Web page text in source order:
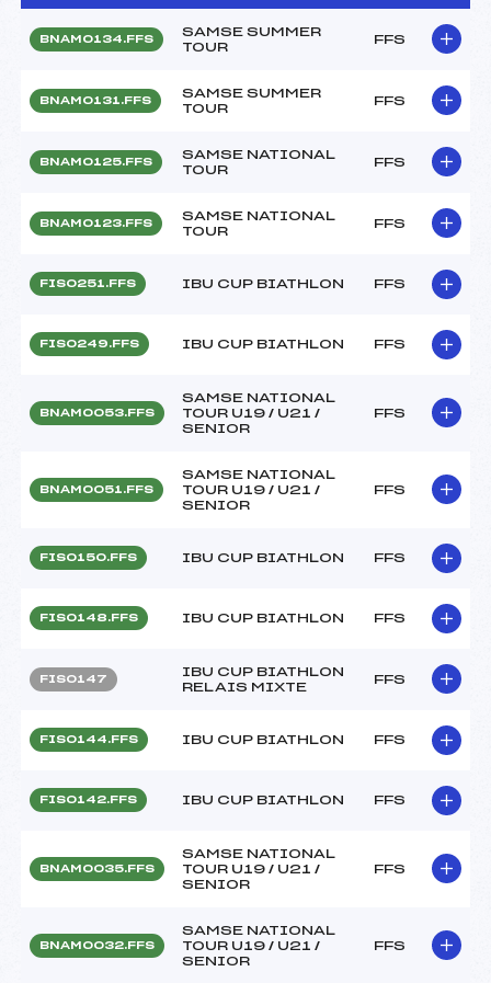
BNAM0134.FFS
SAMSE SUMMER
TOUR
FFS
BNAM0131.FFS
SAMSE SUMMER
TOUR
FFS
BNAM0125.FFS
SAMSE NATIONAL
TOUR
FFS
BNAM0123.FFS
SAMSE NATIONAL
TOUR
FFS
FIS0251.FFS IBU CUP BIATHLON FFS
FIS0249.FFS IBU CUP BIATHLON FFS
BNAM0053.FFS
SAMSE NATIONAL
TOUR U19 / U21 /
SENIOR
FFS
BNAM0051.FFS
SAMSE NATIONAL
TOUR U19 / U21 /
SENIOR
FFS
FIS0150.FFS IBU CUP BIATHLON FFS
FIS0148.FFS IBU CUP BIATHLON FFS
FIS0147
IBU CUP BIATHLON
RELAIS MIXTE
FFS
FIS0144.FFS IBU CUP BIATHLON FFS
FIS0142.FFS IBU CUP BIATHLON FFS
BNAM0035.FFS
SAMSE NATIONAL
TOUR U19 / U21 /
SENIOR
FFS
BNAM0032.FFS
SAMSE NATIONAL
TOUR U19 / U21 /
SENIOR
FFS